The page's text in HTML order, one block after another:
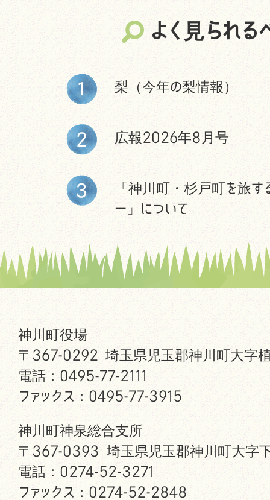
よく見られる
梨（今年の梨情報）
広報2026年8月号
「神川町・杉戸町を旅す
ー」について
神川町役場
〒367-0292 埼玉県児玉郡神川町大字
電話：0495-77-2111
ファックス：0495-77-3915
神川町神泉総合支所
〒367-0393 埼玉県児玉郡神川町大字
電話：0274-52-3271
ファックス：0274-52-2848